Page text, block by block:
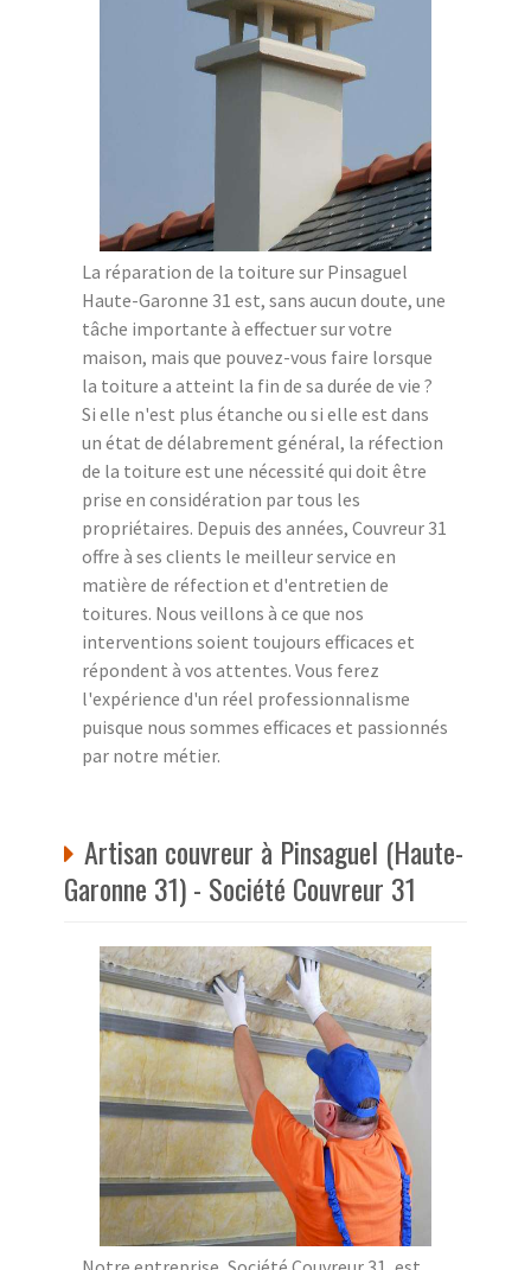
La réparation de la toiture sur Pinsaguel
Haute-Garonne 31 est, sans aucun doute, une
tâche importante à effectuer sur votre
maison, mais que pouvez-vous faire lorsque
la toiture a atteint la fin de sa durée de vie ?
Si elle n'est plus étanche ou si elle est dans
un état de délabrement général, la réfection
de la toiture est une nécessité qui doit être
prise en considération par tous les
propriétaires. Depuis des années, Couvreur 31
offre à ses clients le meilleur service en
matière de réfection et d'entretien de
toitures. Nous veillons à ce que nos
interventions soient toujours efficaces et
répondent à vos attentes. Vous ferez
l'expérience d'un réel professionnalisme
puisque nous sommes efficaces et passionnés
par notre métier.
Artisan couvreur à Pinsaguel (Haute-
Garonne 31) - Société Couvreur 31